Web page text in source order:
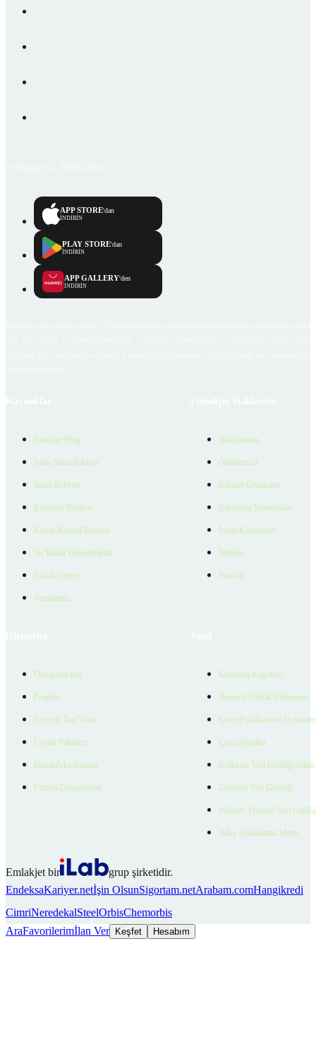
APP STORE'dan
İNDİRİN
PLAY STORE'dan
İNDİRİN
APP GALLERY'den
İNDİRİN
Emlakjet Blog
Satın Alma Rehberi
Satıcı Rehberi
Kiralama Rehberi
Konut Kredisi Rehberi
Ne Kadar Ödeyebilirim
Emlak Değeri
Verilerimiz
Hakkımızda
Ödüllerimiz
Reklam Çözümleri
Kurumsal Materyaller
İnsan Kaynakları
İletişim
Yardım
Danışman Bul
Projeler
Ücretsiz İlan Verin
Üyelik Paketleri
EmlakZeka Asistan
Uzman Danışmanlar
Kullanım Koşulları
Bireysel Üyelik Sözleşmesi
Çerez Politikası ve
Çerez Ayarları
Kullanıcı Veri Gizliliği
Ziyaretçi Veri Gizliliği
Müşteri Yetkilisi Veri
Aday Aydınlatma Metni
Emlakjet bir
grup şirketidir.
EndeksaKariyer.netİşin OlsunSigortam.netArabam.comHangikredi
CimriNeredekalSteelOrbisChemorbis
AraFavorilerimİlan Ver Keşfet Hesabım